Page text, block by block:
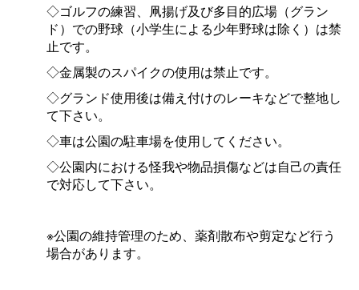
◇ゴルフの練習、凧揚げ及び多目的広場（グラン
ド）での野球（小学生による少年野球は除く）は禁
止です。
◇金属製のスパイクの使用は禁止です。
◇グランド使用後は備え付けのレーキなどで整地し
て下さい。
◇車は公園の駐車場を使用してください。
◇公園内における怪我や物品損傷などは自己の責任
で対応して下さい。
※公園の維持管理のため、薬剤散布や剪定など行う
場合があります。